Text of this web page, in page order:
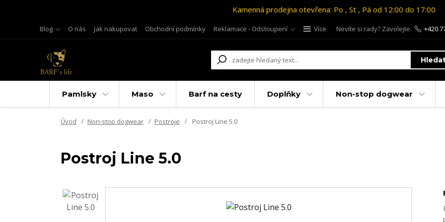
Kamenná prodejna otevřena: Po , St , Pá od 12:00 do 17:00
Blog O nás Jak nakupovat Obchodní podmínky Reklamace - Odstoupení Více Nevíte si rady? Zavolejte. +420
Pamlsky Maso Barf na cesty Doplňky Non-stop dogwear
Úvod Non-stop dogwear Postroje Postroj Line 5.0
Postroj Line 5.0